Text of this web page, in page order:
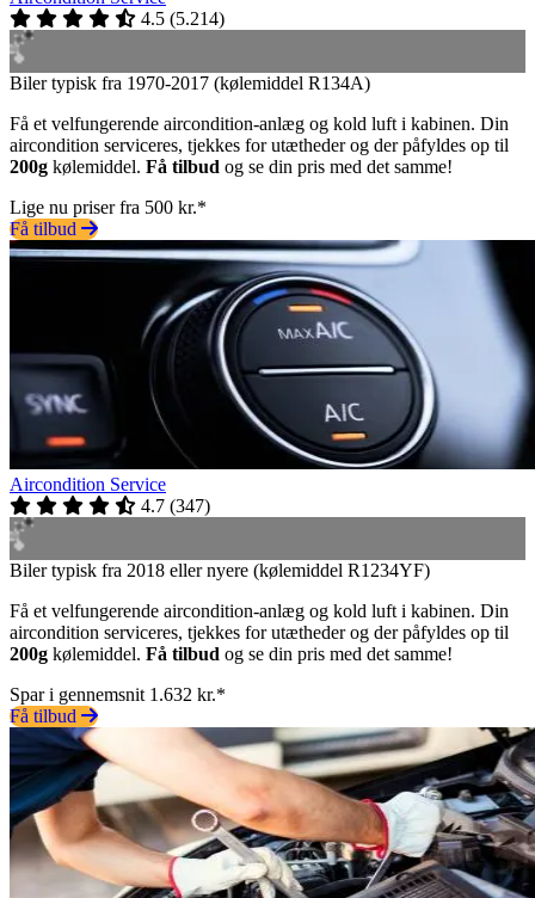
4.5 (5.214)
Biler typisk fra 1970-2017 (kølemiddel R134A)
Få et velfungerende aircondition-anlæg og kold luft i kabinen. Din
aircondition serviceres, tjekkes for utætheder og der påfyldes op til
200g kølemiddel. Få tilbud og se din pris med det samme!
Lige nu priser fra 500 kr.*
Få tilbud
Aircondition Service
4.7 (347)
Biler typisk fra 2018 eller nyere (kølemiddel R1234YF)
Få et velfungerende aircondition-anlæg og kold luft i kabinen. Din
aircondition serviceres, tjekkes for utætheder og der påfyldes op til
200g kølemiddel. Få tilbud og se din pris med det samme!
Spar i gennemsnit 1.632 kr.*
Få tilbud